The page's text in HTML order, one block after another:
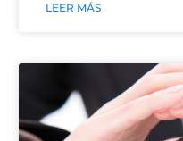
LEER MÁS